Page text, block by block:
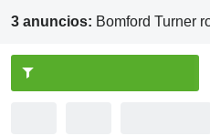
3 anuncios: Bomford Turner